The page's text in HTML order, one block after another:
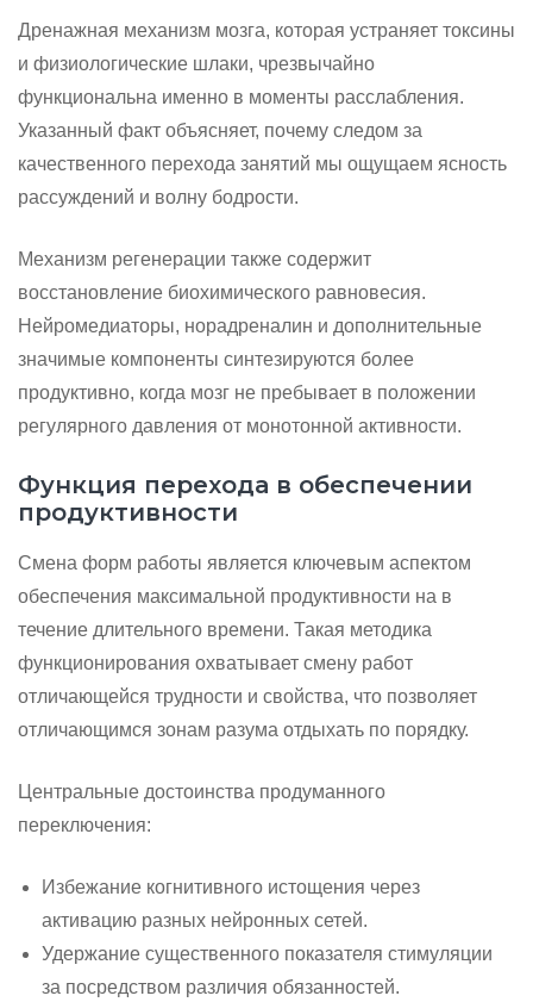
Дренажная механизм мозга, которая устраняет токсины
и физиологические шлаки, чрезвычайно
функциональна именно в моменты расслабления.
Указанный факт объясняет, почему следом за
качественного перехода занятий мы ощущаем ясность
рассуждений и волну бодрости.
Механизм регенерации также содержит
восстановление биохимического равновесия.
Нейромедиаторы, норадреналин и дополнительные
значимые компоненты синтезируются более
продуктивно, когда мозг не пребывает в положении
регулярного давления от монотонной активности.
Функция перехода в обеспечении
продуктивности
Смена форм работы является ключевым аспектом
обеспечения максимальной продуктивности на в
течение длительного времени. Такая методика
функционирования охватывает смену работ
отличающейся трудности и свойства, что позволяет
отличающимся зонам разума отдыхать по порядку.
Центральные достоинства продуманного
переключения:
Избежание когнитивного истощения через
активацию разных нейронных сетей.
Удержание существенного показателя стимуляции
за посредством различия обязанностей.